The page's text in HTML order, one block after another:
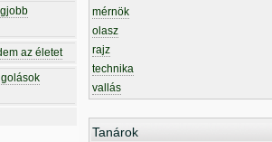
az életet
mérnök
olasz
rajz
technika
vallás
Tanárok